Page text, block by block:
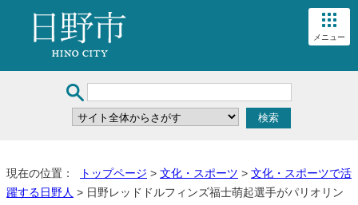
メニュー
現在の位置： トップページ > 文化・スポーツ > 文化・スポーツで活
躍する日野人 > 日野レッドドルフィンズ福士萌起選手がパリオリン